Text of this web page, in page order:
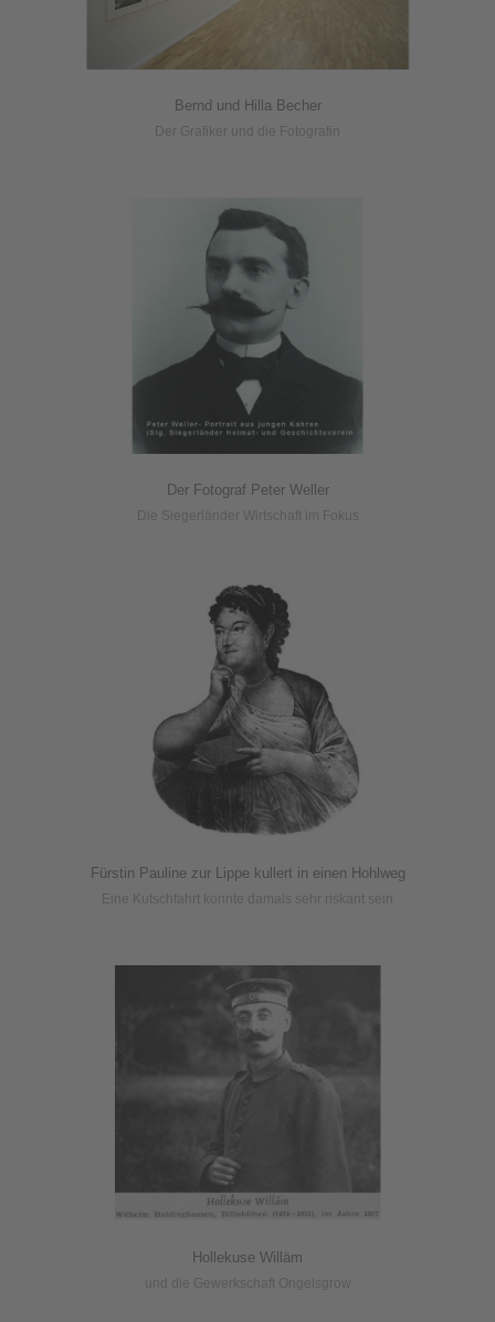
Bernd und Hilla Becher
Der Grafiker und die Fotografin
Der Fotograf Peter Weller
Die Siegerländer Wirtschaft im Fokus
Fürstin Pauline zur Lippe kullert in einen Hohlweg
Eine Kutschfahrt konnte damals sehr riskant sein
Hollekuse Willäm
und die Gewerkschaft Ongelsgrow